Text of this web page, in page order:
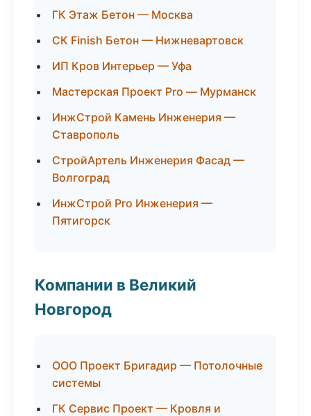
ГК Этаж Бетон — Москва
СК Finish Бетон — Нижневартовск
ИП Кров Интерьер — Уфа
Мастерская Проект Pro — Мурманск
ИнжСтрой Камень Инженерия —
Ставрополь
СтройАртель Инженерия Фасад —
Волгоград
ИнжСтрой Pro Инженерия —
Пятигорск
Компании в Великий
Новгород
ООО Проект Бригадир — Потолочные
системы
ГК Сервис Проект — Кровля и